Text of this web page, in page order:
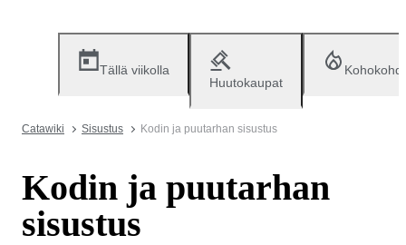
Tällä viikolla
Huutokaupat
Catawiki Sisustus Kodin ja puutarhan sisustus
Kodin ja puutarhan
sisustus